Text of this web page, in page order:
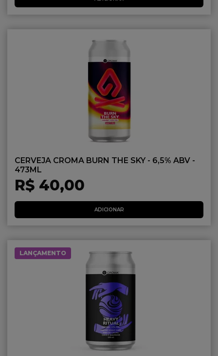
CERVEJA CROMA BURN THE SKY - 6,5% ABV -
473ML
R$ 40,00
ADICIONAR
LANÇAMENTO